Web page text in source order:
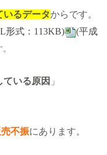
いるデータからです。
形式：113KB) (平成
いる原因 」
不振にあります。